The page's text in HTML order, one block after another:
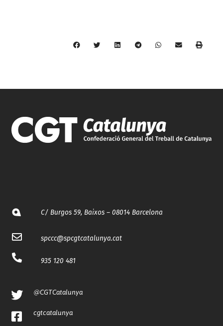
C/ Burgos 59, Baixos – 08014 Barcelona
spccc@spcgtcatalunya.cat
935 120 481
@CGTCatalunya
cgtcatalunya